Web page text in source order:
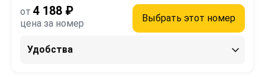
от 4 188 ₽
цена за номер Выбрать этот номер
Удобства